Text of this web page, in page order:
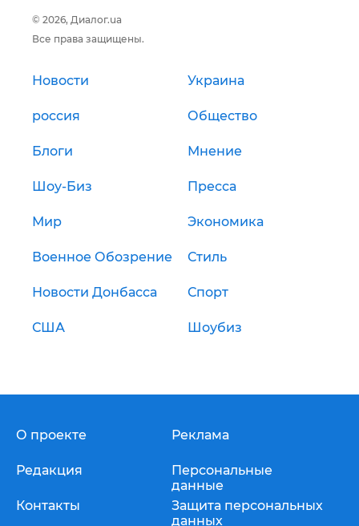
© 2026, Диалог.ua
Все права защищены.
Новости Украина
россия Общество
Блоги Мнение
Шоу-Биз Пресса
Мир Экономика
Военное Обозрение Стиль
Новости Донбасса Спорт
США Шоубиз
О проекте
Редакция
Контакты
Реклама
Персональные
данные
Защита персональных
данных